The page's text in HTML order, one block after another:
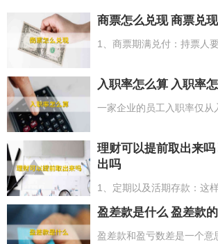
商票怎么兑现 商票兑
入职率怎么算 入职率
理财可以提前取出来
出吗
盈差款是什么 盈差款